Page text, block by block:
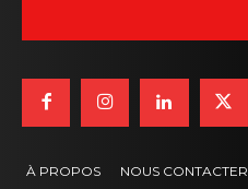
À PROPOS NOUS CONTACTER